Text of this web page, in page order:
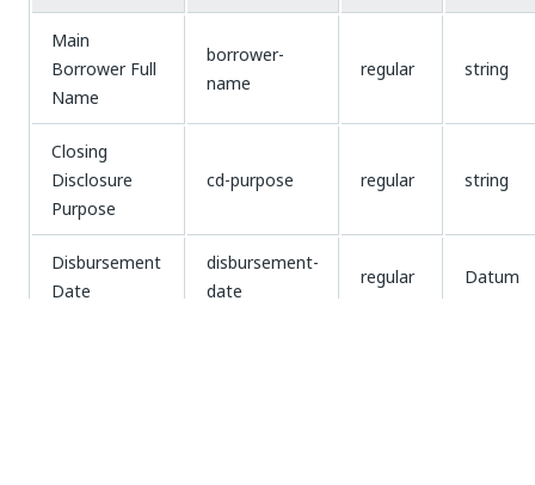
Main
Borrower Full
Name
borrower-
name
regular string
Closing
Disclosure
Purpose
cd-purpose regular string
Disbursement
Date
disbursement-
date
regular Datum